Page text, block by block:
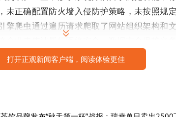
未正确配置防火墙入侵防护策略，未按照规
擎爬虫通过遍历请求爬取了网站组织架构和
企业未依法履行网络安全、数据安全保护义
日志，未采取技术措施和其他必要措施保障
反《网络安全法》《数据安全法》《网络数
打开正观新闻客户端，阅读体验更佳